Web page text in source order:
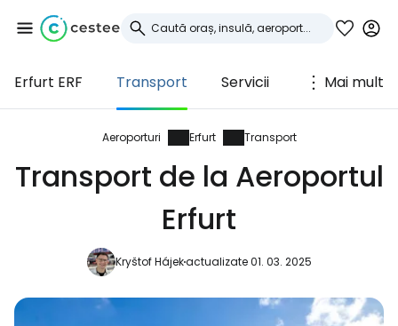
Erfurt ERF Transport Servicii Mai mult
Aeroporturi Erfurt Transport
Transport de la Aeroportul
Erfurt
Kryštof Hájekactualizate 01. 03. 2025
Conectați-vă la
Cestee
... comunitatea mondială a călătorilor
Continuați cu Facebook